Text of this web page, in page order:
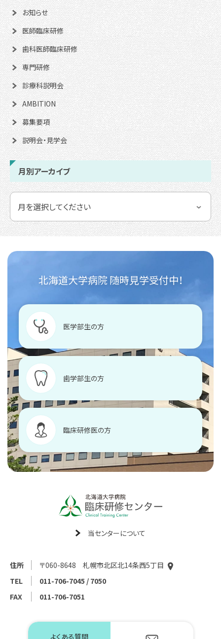
お知らせ
医師臨床研修
歯科医師臨床研修
専門研修
診療科説明会
AMBITION
募集要項
説明会・見学会
月別アーカイブ
北海道大学病院 随時見学受付中！
医学部生の方
歯学部生の方
臨床研修医の方
当センターについて
住所
〒060-8648 札幌市北区北14条西5丁目
TEL
011-706-7045 / 7050
FAX
011-706-7051
よくある質問